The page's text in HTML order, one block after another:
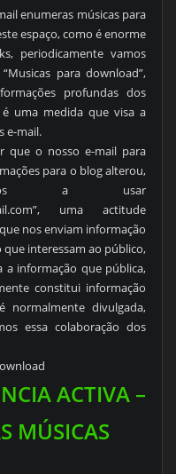
enumeras músicas para
espaço, como é enorme
periodicamente vamos
para download”,
profundas dos
uma medida que visa a
e-mail.
que o nosso e-mail para
para o blog alterou,
a usar
”, uma actitude
nos enviam informação
interessam ao público,
a informação que pública,
constitui informação
normalmente divulgada,
essa colaboração dos
ACTIVA –
MÚSICAS